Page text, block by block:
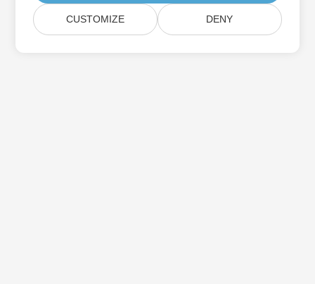
CUSTOMIZE DENY